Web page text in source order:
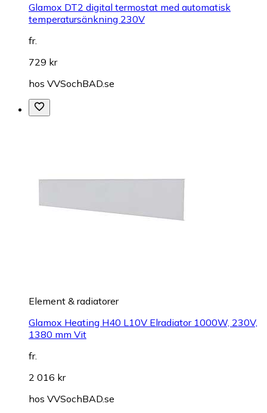
Glamox DT2 digital termostat med automatisk
temperatursänkning 230V
fr.
729 kr
hos VVSochBAD.se
Element & radiatorer
Glamox Heating H40 L10V Elradiator 1000W, 230V,
1380 mm Vit
fr.
2 016 kr
hos VVSochBAD.se